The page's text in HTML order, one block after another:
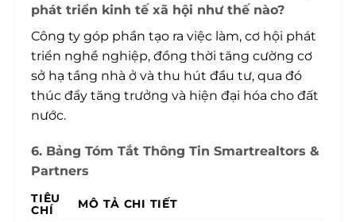
phát triển kinh tế xã hội như thế nào?
Công ty góp phần tạo ra việc làm, cơ hội phát
triển nghề nghiệp, đồng thời tăng cường cơ
sở hạ tầng nhà ở và thu hút đầu tư, qua đó
thúc đẩy tăng trưởng và hiện đại hóa cho đất
nước.
6. Bảng Tóm Tắt Thông Tin Smartrealtors &
Partners
TIÊU
CHÍ
MÔ TẢ CHI TIẾT